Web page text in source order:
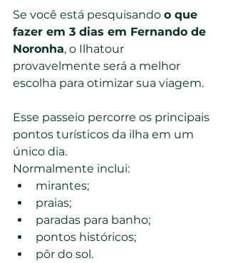
Se você está pesquisando o que
fazer em 3 dias em Fernando de
Noronha, o Ilhatour
provavelmente será a melhor
escolha para otimizar sua viagem.
Esse passeio percorre os principais
pontos turísticos da ilha em um
único dia.
Normalmente inclui:
mirantes;
praias;
paradas para banho;
pontos históricos;
pôr do sol.